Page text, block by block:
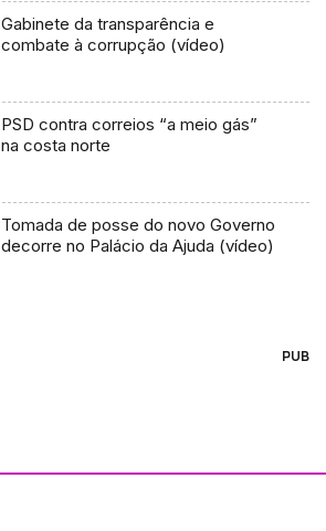
Gabinete da transparência e
combate à corrupção (vídeo)
PSD contra correios “a meio gás”
na costa norte
Tomada de posse do novo Governo
decorre no Palácio da Ajuda (vídeo)
PUB